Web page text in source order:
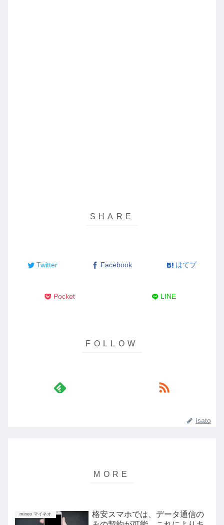
Twitter Facebook はてブ
Pocket LINE
Isato
mineo マイネオ
格安スマホでは、データ通信の